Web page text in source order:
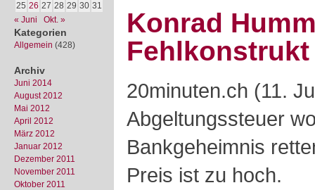
25 26 27 28 29 30 31
« Juni
Okt. »
Kategorien
Allgemein (428)
Archiv
Juni 2014
August 2012
Mai 2012
April 2012
März 2012
Januar 2012
Dezember 2011
November 2011
Oktober 2011
Konrad
Fehlkonstrukt
20minuten.ch (11.
Abgeltungssteuer
Bankgeheimnis
Preis ist zu hoch.